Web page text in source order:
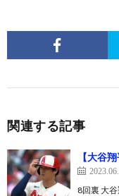
関連する記事
【大谷
8回裏 大